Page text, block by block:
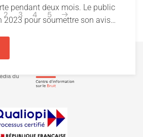
pendant deux mois. Le public
2023 pour soumettre son avis…
2 3 4 5